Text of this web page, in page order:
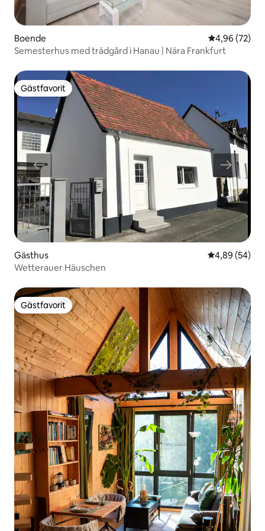
Boende 4,96 av 5 i
4,96 (72)
Semesterhus med trädgård i Hanau | Nära Frankfurt
Gästfavorit
Gästfavorit
Gästhus 4,89 av 5 i
4,89 (54)
Wetterauer Häuschen
Gästfavorit
Gästfavorit